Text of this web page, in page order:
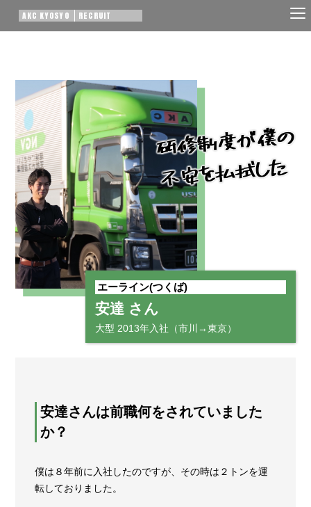
AKC KYOSYO RECRUIT
エーライン(つくば)
安達 さん
大型 2013年入社（市川→東京）
研修制度が僕の
不安を払拭した
安達さんは前職何をされていました
か？
僕は８年前に入社したのですが、その時は２トンを運
転しておりました。